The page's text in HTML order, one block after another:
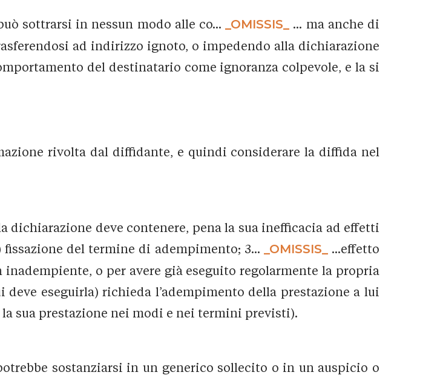
sottrarsi in nessun modo alle co... _OMISSIS_
... ma anche di
ad indirizzo ignoto, o impedendo alla dichiarazione
del destinatario come ignoranza colpevole, e la si
rivolta dal diffidante, e quindi considerare la diffida nel
dichiarazione deve contenere, pena la sua inefficacia ad effetti
del termine di adempimento; 3...
_OMISSIS_
...effetto
o per avere già eseguito regolarmente la propria
eseguirla) richieda l’adempimento della prestazione a lui
sua prestazione nei modi e nei termini previsti).
sostanziarsi in un generico sollecito o in un auspicio o